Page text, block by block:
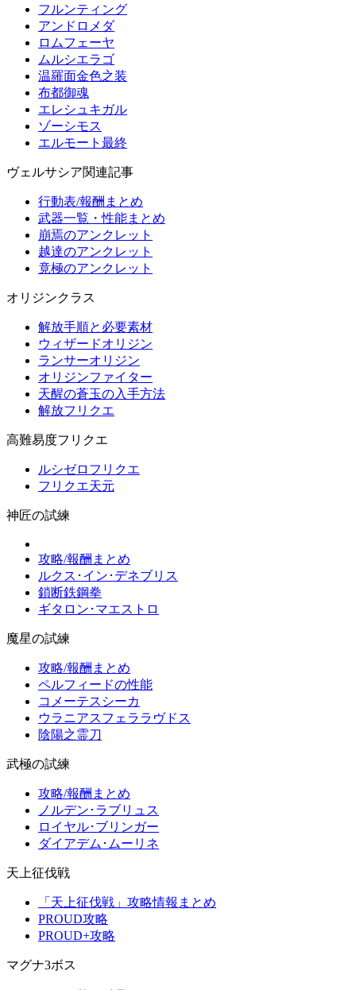
フルンティング
アンドロメダ
ロムフェーヤ
ムルシエラゴ
温羅面金色之装
布都御魂
エレシュキガル
ゾーシモス
エルモート最終
ヴェルサシア関連記事
行動表/報酬まとめ
武器一覧・性能まとめ
崩焉のアンクレット
越達のアンクレット
竟極のアンクレット
オリジンクラス
解放手順と必要素材
ウィザードオリジン
ランサーオリジン
オリジンファイター
天醒の蒼玉の入手方法
解放フリクエ
高難易度フリクエ
ルシゼロフリクエ
フリクエ天元
神匠の試練
攻略/報酬まとめ
ルクス･イン･デネブリス
鎖断鉄鋼拳
ギタロン･マエストロ
魔星の試練
攻略/報酬まとめ
ペルフィードの性能
コメーテスシーカ
ウラニアスフェララヴドス
陰陽之霊刀
武極の試練
攻略/報酬まとめ
ノルデン･ラブリュス
ロイヤル･ブリンガー
ダイアデム･ムーリネ
天上征伐戦
「天上征伐戦」攻略情報まとめ
PROUD攻略
PROUD+攻略
マグナ3ボス